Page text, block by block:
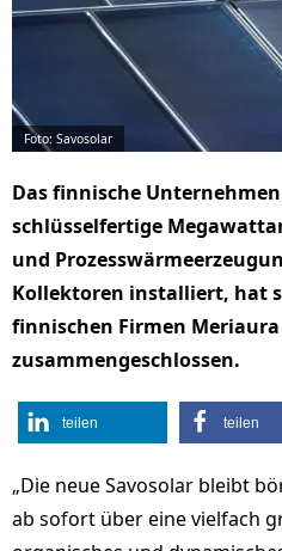
Foto: Savosolar
Das finnische
schlüsselfertige
und
Kollektoren installiert, hat
finnischen Firmen Meriaura
zusammengeschlossen.
teilen teilen
„Die neue Savosolar bleibt
ab sofort über eine vielfach